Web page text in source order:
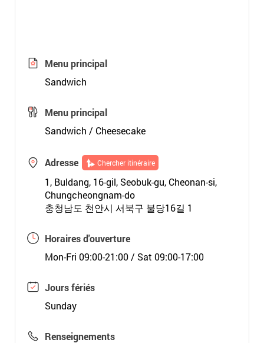
Menu principal
Sandwich
Menu principal
Sandwich / Cheesecake
Adresse Chercher itinéraire
1, Buldang, 16-gil, Seobuk-gu, Cheonan-si,
Chungcheongnam-do
충청남도 천안시 서북구 불당16길 1
Horaires d'ouverture
Mon-Fri 09:00-21:00 / Sat 09:00-17:00
Jours fériés
Sunday
Renseignements